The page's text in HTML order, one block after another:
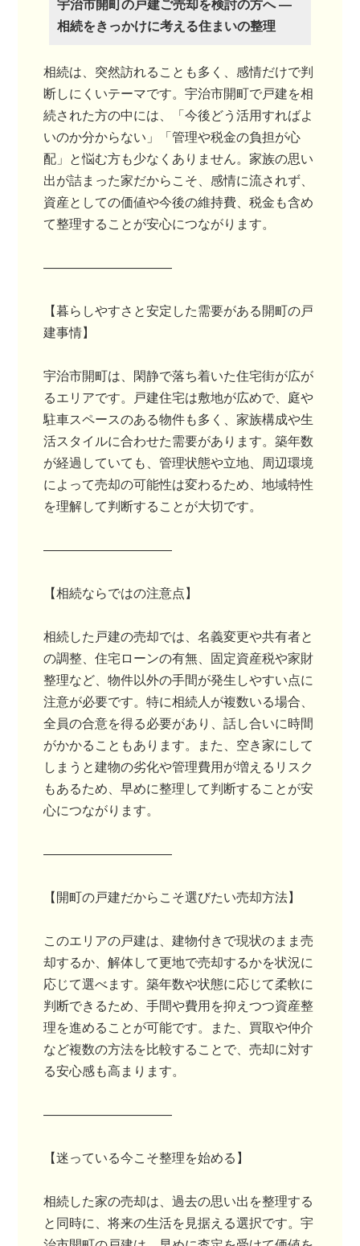
宇治市開町の戸建ご売却を検討の方へ ―
相続をきっかけに考える住まいの整理
相続は、突然訪れることも多く、感情だけで判
断しにくいテーマです。宇治市開町で戸建を相
続された方の中には、「今後どう活用すればよ
いのか分からない」「管理や税金の負担が心
配」と悩む方も少なくありません。家族の思い
出が詰まった家だからこそ、感情に流されず、
資産としての価値や今後の維持費、税金も含め
て整理することが安心につながります。
――――――――――
【暮らしやすさと安定した需要がある開町の戸
建事情】
宇治市開町は、閑静で落ち着いた住宅街が広が
るエリアです。戸建住宅は敷地が広めで、庭や
駐車スペースのある物件も多く、家族構成や生
活スタイルに合わせた需要があります。築年数
が経過していても、管理状態や立地、周辺環境
によって売却の可能性は変わるため、地域特性
を理解して判断することが大切です。
――――――――――
【相続ならではの注意点】
相続した戸建の売却では、名義変更や共有者と
の調整、住宅ローンの有無、固定資産税や家財
整理など、物件以外の手間が発生しやすい点に
注意が必要です。特に相続人が複数いる場合、
全員の合意を得る必要があり、話し合いに時間
がかかることもあります。また、空き家にして
しまうと建物の劣化や管理費用が増えるリスク
もあるため、早めに整理して判断することが安
心につながります。
――――――――――
【開町の戸建だからこそ選びたい売却方法】
このエリアの戸建は、建物付きで現状のまま売
却するか、解体して更地で売却するかを状況に
応じて選べます。築年数や状態に応じて柔軟に
判断できるため、手間や費用を抑えつつ資産整
理を進めることが可能です。また、買取や仲介
など複数の方法を比較することで、売却に対す
る安心感も高まります。
――――――――――
【迷っている今こそ整理を始める】
相続した家の売却は、過去の思い出を整理する
と同時に、将来の生活を見据える選択です。宇